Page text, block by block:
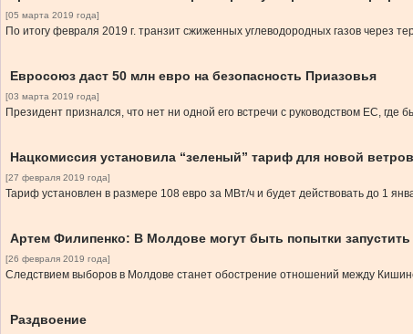
[05 марта 2019 года]
По итогу февраля 2019 г. транзит сжиженных углеводородных газов через
Евросоюз даст 50 млн евро на безопасность Приазовья
[03 марта 2019 года]
Президент признался, что нет ни одной его встречи с руководством ЕС,
Нацкомиссия установила “зеленый” тариф для новой
[27 февраля 2019 года]
Тариф установлен в размере 108 евро за МВт/ч и будет действовать до 1
Артем Филипенко: В Молдове могут быть попытки
[26 февраля 2019 года]
Следствием выборов в Молдове станет обострение отношений между
Раздвоение